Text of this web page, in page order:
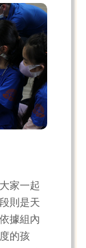
家一起
則是天
據組內
的孩